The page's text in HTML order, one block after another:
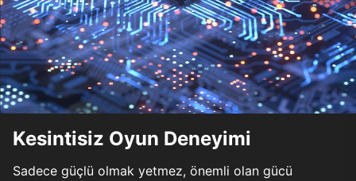
Kesintisiz Oyun Deneyimi
Sadece güçlü olmak yetmez, önemli olan gücü